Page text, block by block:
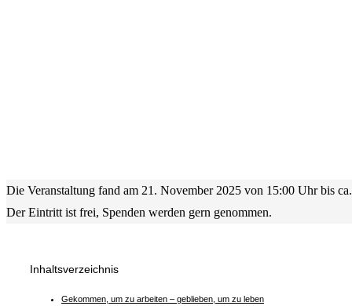
Die Veranstaltung fand am 21. November 2025 von 15:00 Uhr bis
Der Eintritt ist frei, Spenden werden gern genommen.
Inhaltsverzeichnis
Gekommen, um zu arbeiten – geblieben, um zu leben